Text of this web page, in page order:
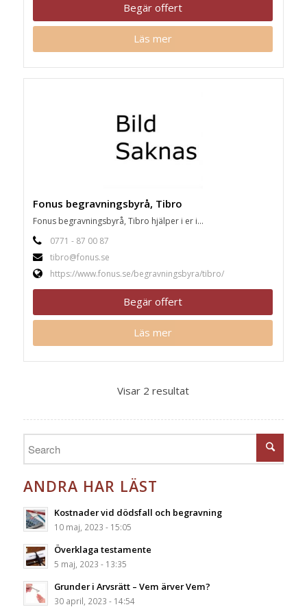
Begär offert
Läs mer
Fonus begravningsbyrå, Tibro
Fonus begravningsbyrå, Tibro hjälper i er i...
0771 - 87 00 87
tibro@fonus.se
https://www.fonus.se/begravningsbyra/tibro/
Begär offert
Läs mer
Visar 2 resultat
ANDRA HAR LÄST
Kostnader vid dödsfall och begravning
10 maj, 2023 - 15:05
Överklaga testamente
5 maj, 2023 - 13:35
Grunder i Arvsrätt – Vem ärver Vem?
30 april, 2023 - 14:54